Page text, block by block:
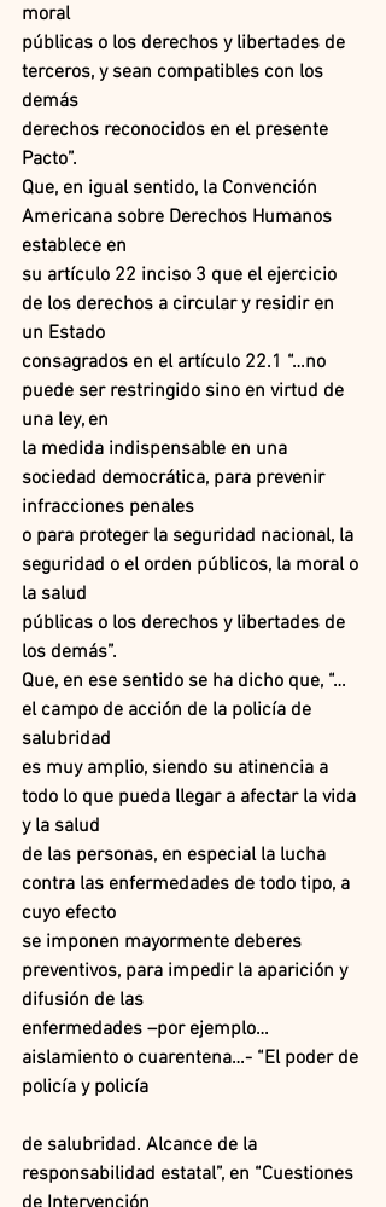
moral
públicas o los derechos y libertades de
terceros, y sean compatibles con los
demás
derechos reconocidos en el presente
Pacto”.
Que, en igual sentido, la Convención
Americana sobre Derechos Humanos
establece en
su artículo 22 inciso 3 que el ejercicio
de los derechos a circular y residir en
un Estado
consagrados en el artículo 22.1 “…no
puede ser restringido sino en virtud de
una ley, en
la medida indispensable en una
sociedad democrática, para prevenir
infracciones penales
o para proteger la seguridad nacional, la
seguridad o el orden públicos, la moral o
la salud
públicas o los derechos y libertades de
los demás”.
Que, en ese sentido se ha dicho que, “…
el campo de acción de la policía de
salubridad
es muy amplio, siendo su atinencia a
todo lo que pueda llegar a afectar la vida
y la salud
de las personas, en especial la lucha
contra las enfermedades de todo tipo, a
cuyo efecto
se imponen mayormente deberes
preventivos, para impedir la aparición y
difusión de las
enfermedades –por ejemplo…
aislamiento o cuarentena…- “El poder de
policía y policía
de salubridad. Alcance de la
responsabilidad estatal”, en “Cuestiones